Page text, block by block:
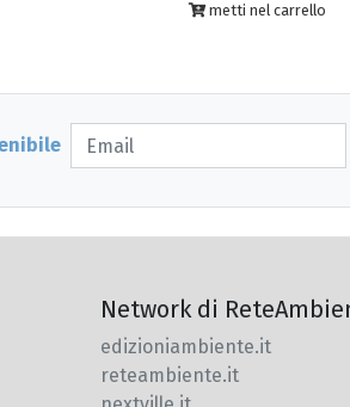
metti nel carrello
Network di
edizioniambiente.it
reteambiente.it